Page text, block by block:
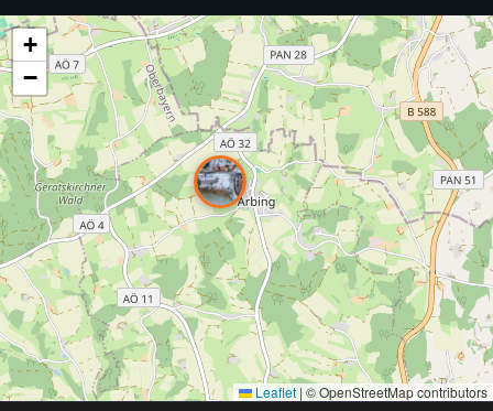
+
−
Leaflet | © OpenStreetMap contributors